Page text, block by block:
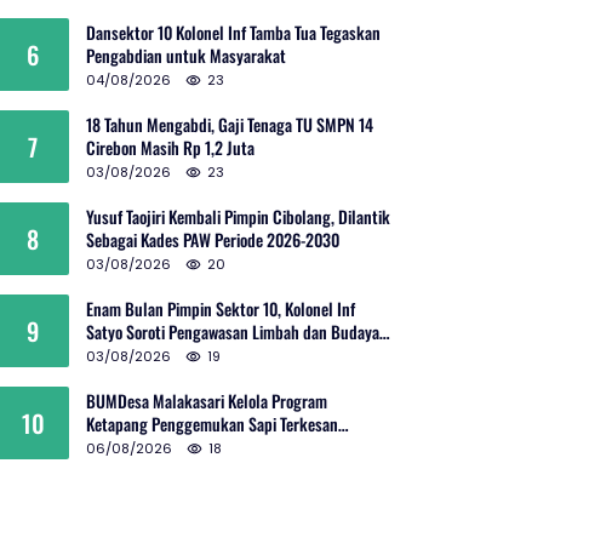
6
Dansektor 10 Kolonel Inf Tamba Tua Tegaskan
Pengabdian untuk Masyarakat
04/08/2026 23
7
18 Tahun Mengabdi, Gaji Tenaga TU SMPN 14
Cirebon Masih Rp 1,2 Juta
03/08/2026 23
8
Yusuf Taojiri Kembali Pimpin Cibolang, Dilantik
Sebagai Kades PAW Periode 2026-2030
03/08/2026 20
9
Enam Bulan Pimpin Sektor 10, Kolonel Inf
Satyo Soroti Pengawasan Limbah dan Budaya
Kelola Sampah
03/08/2026 19
10
BUMDesa Malakasari Kelola Program
Ketapang Penggemukan Sapi Terkesan
Simpang Siur
06/08/2026 18